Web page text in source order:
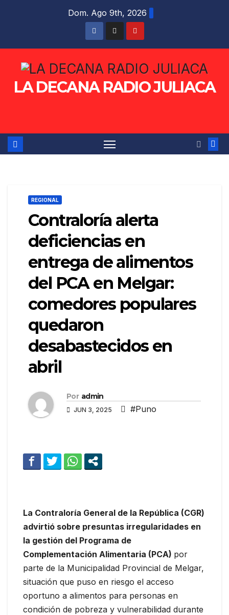
Dom. Ago 9th, 2026
LA DECANA RADIO JULIACA
REGIONAL
Contraloría alerta
deficiencias en
entrega de alimentos
del PCA en Melgar:
comedores populares
quedaron
desabastecidos en
abril
Por admin
JUN 3, 2025 #Puno
La Contraloría General de la República (CGR)
advirtió sobre presuntas irregularidades en
la gestión del Programa de
Complementación Alimentaria (PCA) por
parte de la Municipalidad Provincial de Melgar,
situación que puso en riesgo el acceso
oportuno a alimentos para personas en
condición de pobreza y vulnerabilidad durante